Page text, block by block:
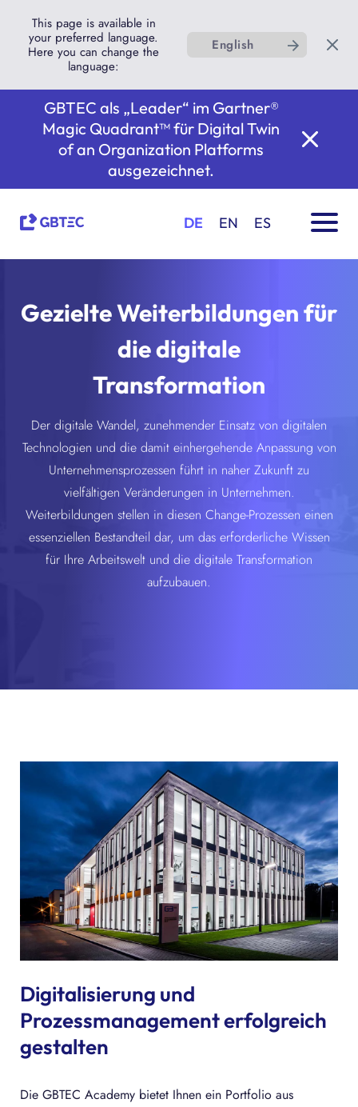
This page is available in
your preferred language.
Here you can change the
language:
English
GBTEC als „Leader“ im Gartner®
Magic Quadrant™ für Digital Twin
of an Organization Platforms
ausgezeichnet.
DE EN ES
Gezielte Weiterbildungen für
die digitale
Transformation
Der digitale Wandel, zunehmender Einsatz von digitalen
Technologien und die damit einhergehende Anpassung von
Unternehmensprozessen führt in naher Zukunft zu
vielfältigen Veränderungen in Unternehmen.
Weiterbildungen stellen in diesen Change-Prozessen einen
essenziellen Bestandteil dar, um das erforderliche Wissen
für Ihre Arbeitswelt und die digitale Transformation
aufzubauen.
Digitalisierung und
Prozessmanagement erfolgreich
gestalten
Die GBTEC Academy bietet Ihnen ein Portfolio aus